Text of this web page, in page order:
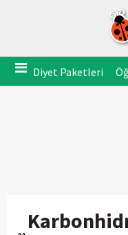
Diyet Paketleri